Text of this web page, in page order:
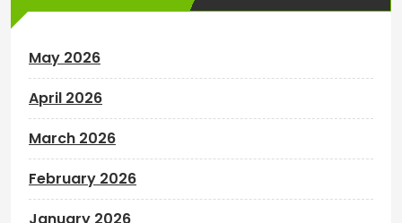
May 2026
April 2026
March 2026
February 2026